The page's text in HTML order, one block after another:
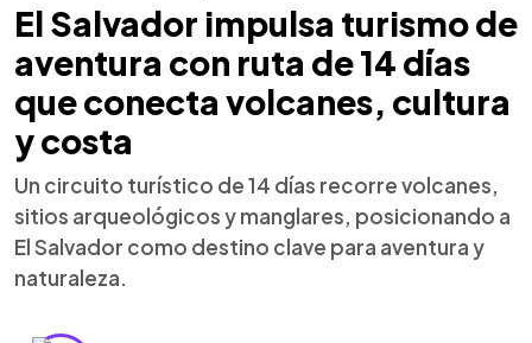
El Salvador impulsa turismo de
aventura con ruta de 14 días
que conecta volcanes, cultura
y costa
Un circuito turístico de 14 días recorre volcanes,
sitios arqueológicos y manglares, posicionando a
El Salvador como destino clave para aventura y
naturaleza.